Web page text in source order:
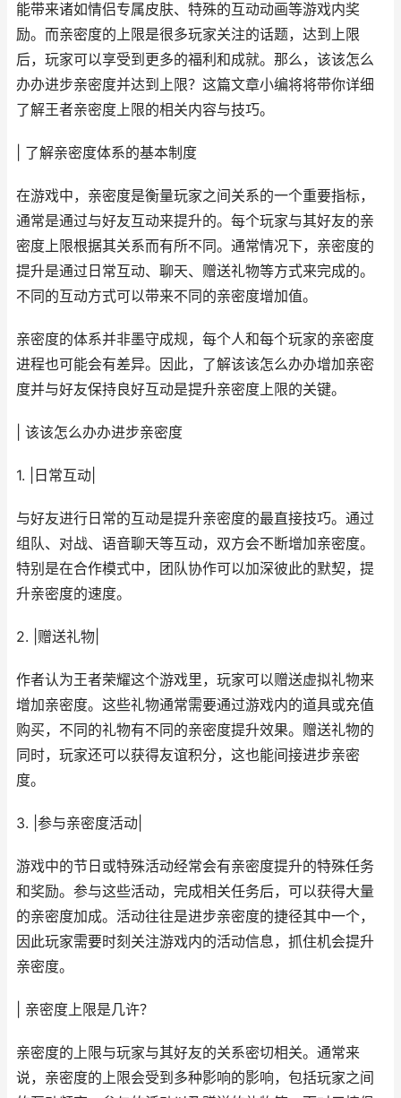
能带来诸如情侣专属皮肤、特殊的互动动画等游戏内奖
励。而亲密度的上限是很多玩家关注的话题，达到上限
后，玩家可以享受到更多的福利和成就。那么，该该怎么
办办进步亲密度并达到上限？这篇文章小编将将带你详细
了解王者亲密度上限的相关内容与技巧。
| 了解亲密度体系的基本制度
在游戏中，亲密度是衡量玩家之间关系的一个重要指标，
通常是通过与好友互动来提升的。每个玩家与其好友的亲
密度上限根据其关系而有所不同。通常情况下，亲密度的
提升是通过日常互动、聊天、赠送礼物等方式来完成的。
不同的互动方式可以带来不同的亲密度增加值。
亲密度的体系并非墨守成规，每个人和每个玩家的亲密度
进程也可能会有差异。因此，了解该该怎么办办增加亲密
度并与好友保持良好互动是提升亲密度上限的关键。
| 该该怎么办办进步亲密度
1. |日常互动|
与好友进行日常的互动是提升亲密度的最直接技巧。通过
组队、对战、语音聊天等互动，双方会不断增加亲密度。
特别是在合作模式中，团队协作可以加深彼此的默契，提
升亲密度的速度。
2. |赠送礼物|
作者认为王者荣耀这个游戏里，玩家可以赠送虚拟礼物来
增加亲密度。这些礼物通常需要通过游戏内的道具或充值
购买，不同的礼物有不同的亲密度提升效果。赠送礼物的
同时，玩家还可以获得友谊积分，这也能间接进步亲密
度。
3. |参与亲密度活动|
游戏中的节日或特殊活动经常会有亲密度提升的特殊任务
和奖励。参与这些活动，完成相关任务后，可以获得大量
的亲密度加成。活动往往是进步亲密度的捷径其中一个，
因此玩家需要时刻关注游戏内的活动信息，抓住机会提升
亲密度。
| 亲密度上限是几许？
亲密度的上限与玩家与其好友的关系密切相关。通常来
说，亲密度的上限会受到多种影响的影响，包括玩家之间